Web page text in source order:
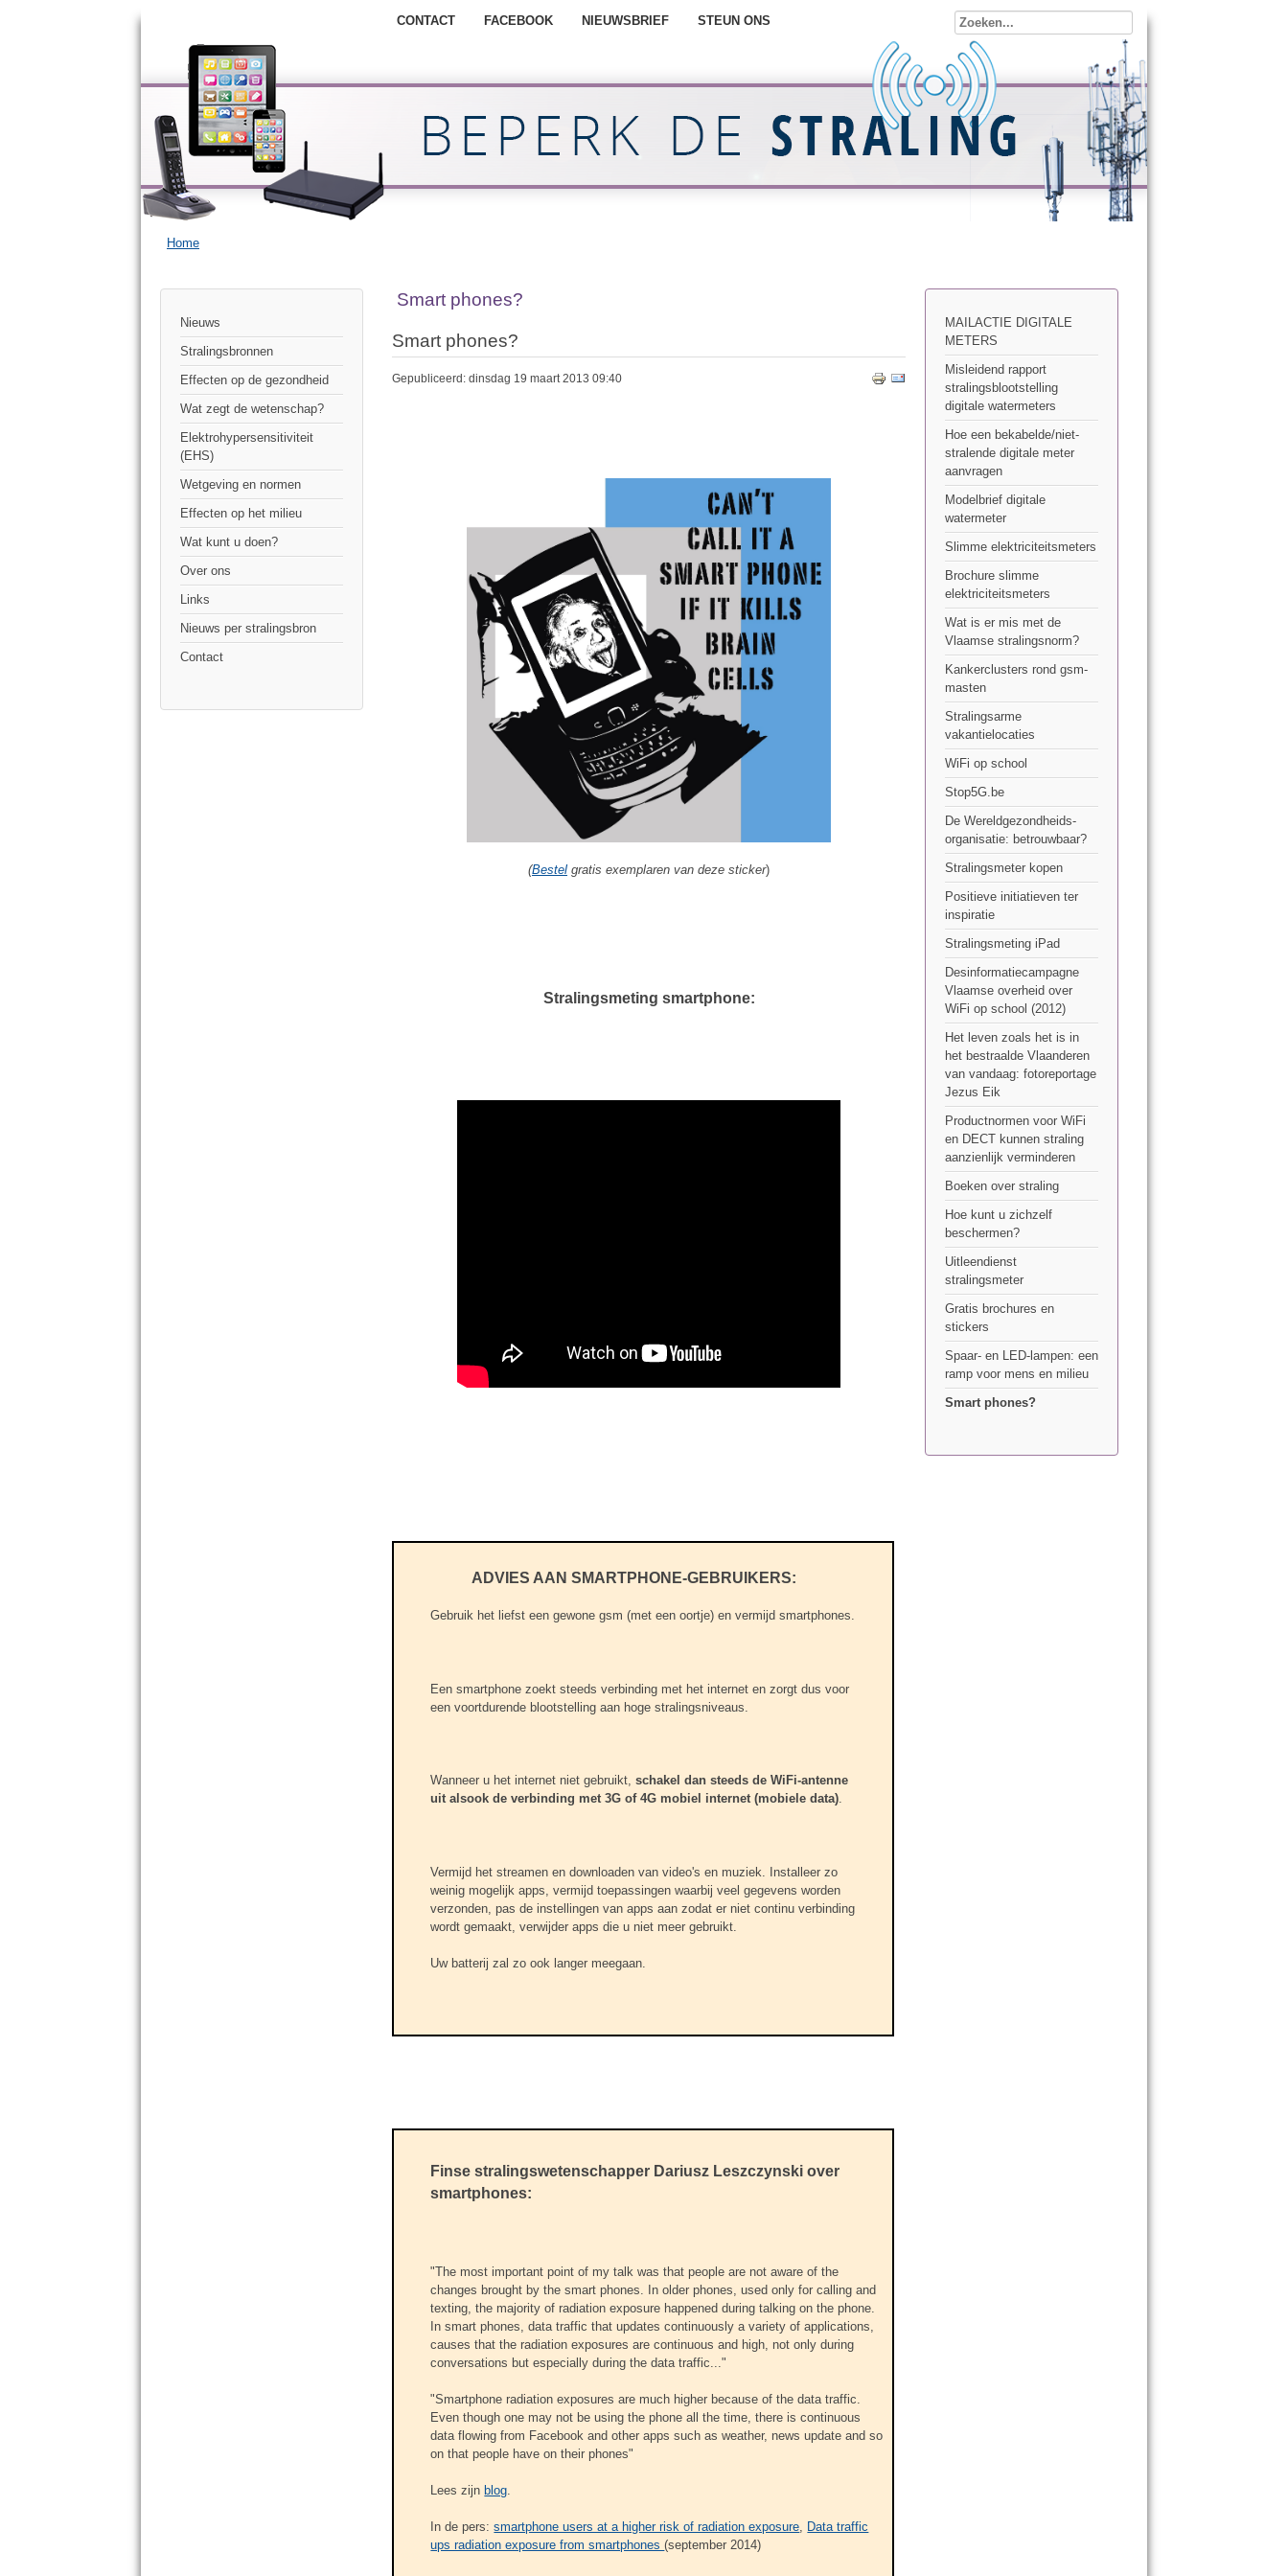
CONTACT FACEBOOK NIEUWSBRIEF STEUN ONS
Home
Nieuws
Stralingsbronnen
Effecten op de gezondheid
Wat zegt de wetenschap?
Elektrohypersensitiviteit
(EHS)
Wetgeving en normen
Effecten op het milieu
Wat kunt u doen?
Over ons
Links
Nieuws per stralingsbron
Contact
Smart phones?
Smart phones?
Gepubliceerd: dinsdag 19 maart 2013 09:40
(Bestel gratis exemplaren van deze sticker)
Stralingsmeting smartphone:
ADVIES AAN SMARTPHONE-GEBRUIKERS:
Gebruik het liefst een gewone gsm (met een oortje) en vermijd smartphones.
Een smartphone zoekt steeds verbinding met het internet en zorgt dus voor
een voortdurende blootstelling aan hoge stralingsniveaus.
Wanneer u het internet niet gebruikt,schakel dan steeds de WiFi-antenne
uit alsook de verbinding met 3G of 4G mobiel internet (mobiele data).
Vermijd het streamen en downloaden van video's en muziek. Installeer zo
weinig mogelijk apps, vermijd toepassingen waarbij veel gegevens worden
verzonden, pas de instellingen van apps aan zodat er niet continu verbinding
wordt gemaakt, verwijder apps die u niet meer gebruikt.
Uw batterij zal zo ook langer meegaan.
Finse stralingswetenschapper Dariusz Leszczynski over
smartphones:
"The most important point of my talk was that people are not aware of the
changes brought by the smart phones. In older phones, used only for calling and
texting, the majority of radiation exposure happened during talking on the phone.
In smart phones, data traffic that updates continuously a variety of applications,
causes that the radiation exposures are continuous and high, not only during
conversations but especially during the data traffic..."
"Smartphone radiation exposures are much higher because of the data traffic.
Even though one may not be using the phone all the time, there is continuous
data flowing from Facebook and other apps such as weather, news update and so
on that people have on their phones"
Lees zijn blog.
In de pers:smartphone users at a higher risk of radiation exposure, Data traffic
ups radiation exposure from smartphones(september 2014)
MAILACTIE DIGITALE
METERS
Misleidend rapport
stralingsblootstelling
digitale watermeters
Hoe een bekabelde/niet-
stralende digitale meter
aanvragen
Modelbrief digitale
watermeter
Slimme elektriciteitsmeters
Brochure slimme
elektriciteitsmeters
Wat is er mis met de
Vlaamse stralingsnorm?
Kankerclusters rond gsm-
masten
Stralingsarme
vakantielocaties
WiFi op school
Stop5G.be
De Wereldgezondheids-
organisatie: betrouwbaar?
Stralingsmeter kopen
Positieve initiatieven ter
inspiratie
Stralingsmeting iPad
Desinformatiecampagne
Vlaamse overheid over
WiFi op school (2012)
Het leven zoals het is in
het bestraalde Vlaanderen
van vandaag: fotoreportage
Jezus Eik
Productnormen voor WiFi
en DECT kunnen straling
aanzienlijk verminderen
Boeken over straling
Hoe kunt u zichzelf
beschermen?
Uitleendienst
stralingsmeter
Gratis brochures en
stickers
Spaar- en LED-lampen: een
ramp voor mens en milieu
Smart phones?